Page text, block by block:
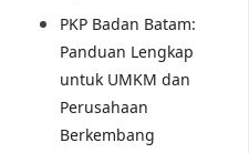
PKP Badan Batam:
Panduan Lengkap
untuk UMKM dan
Perusahaan
Berkembang